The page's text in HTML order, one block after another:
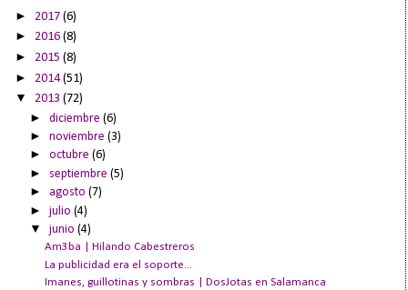
► 2017 (6)
► 2016 (8)
► 2015 (8)
► 2014(51)
▼ 2013 (72)
►diciembre(6)
►noviembre(3)
►octubre(6)
► septiembre(5)
► agosto(7)
►julio(4)
▼junio(4)
Am3ba | Hilando Cabestreros
La publicidad era el soporte...
Imanes, guillotinas y sombras | DosJotas en Salamanca